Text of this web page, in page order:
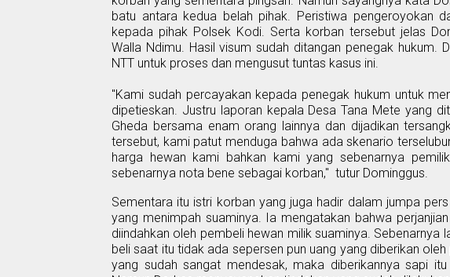
batu antara kedua belah pihak. Peristiwa pengeroyokan
kepada pihak Polsek Kodi. Serta korban tersebut jelas
Walla Ndimu. Hasil visum sudah ditangan penegak hukum.
NTT untuk proses dan mengusut tuntas kasus ini.
"Kami sudah percayakan kepada penegak hukum untuk
dipetieskan. Justru laporan kepala DesaTana Mete yang
Gheda bersama enam orang lainnya dan dijadikan
tersebut, kami patut menduga bahwa ada skenario
harga hewan kami bahkan kami yang sebenarnya
sebenarnya nota bene sebagai korban," tutur Dominggus.
Sementara itu istri korban yang juga hadir dalam jumpa
yang menimpah suaminya. Ia mengatakan bahwa
diindahkan oleh pembeli hewan milik suaminya. Sebenarnya
beli saat itu tidak ada sepersen pun uang yang diberikan
yang sudah sangat mendesak, maka diberikannya sapi